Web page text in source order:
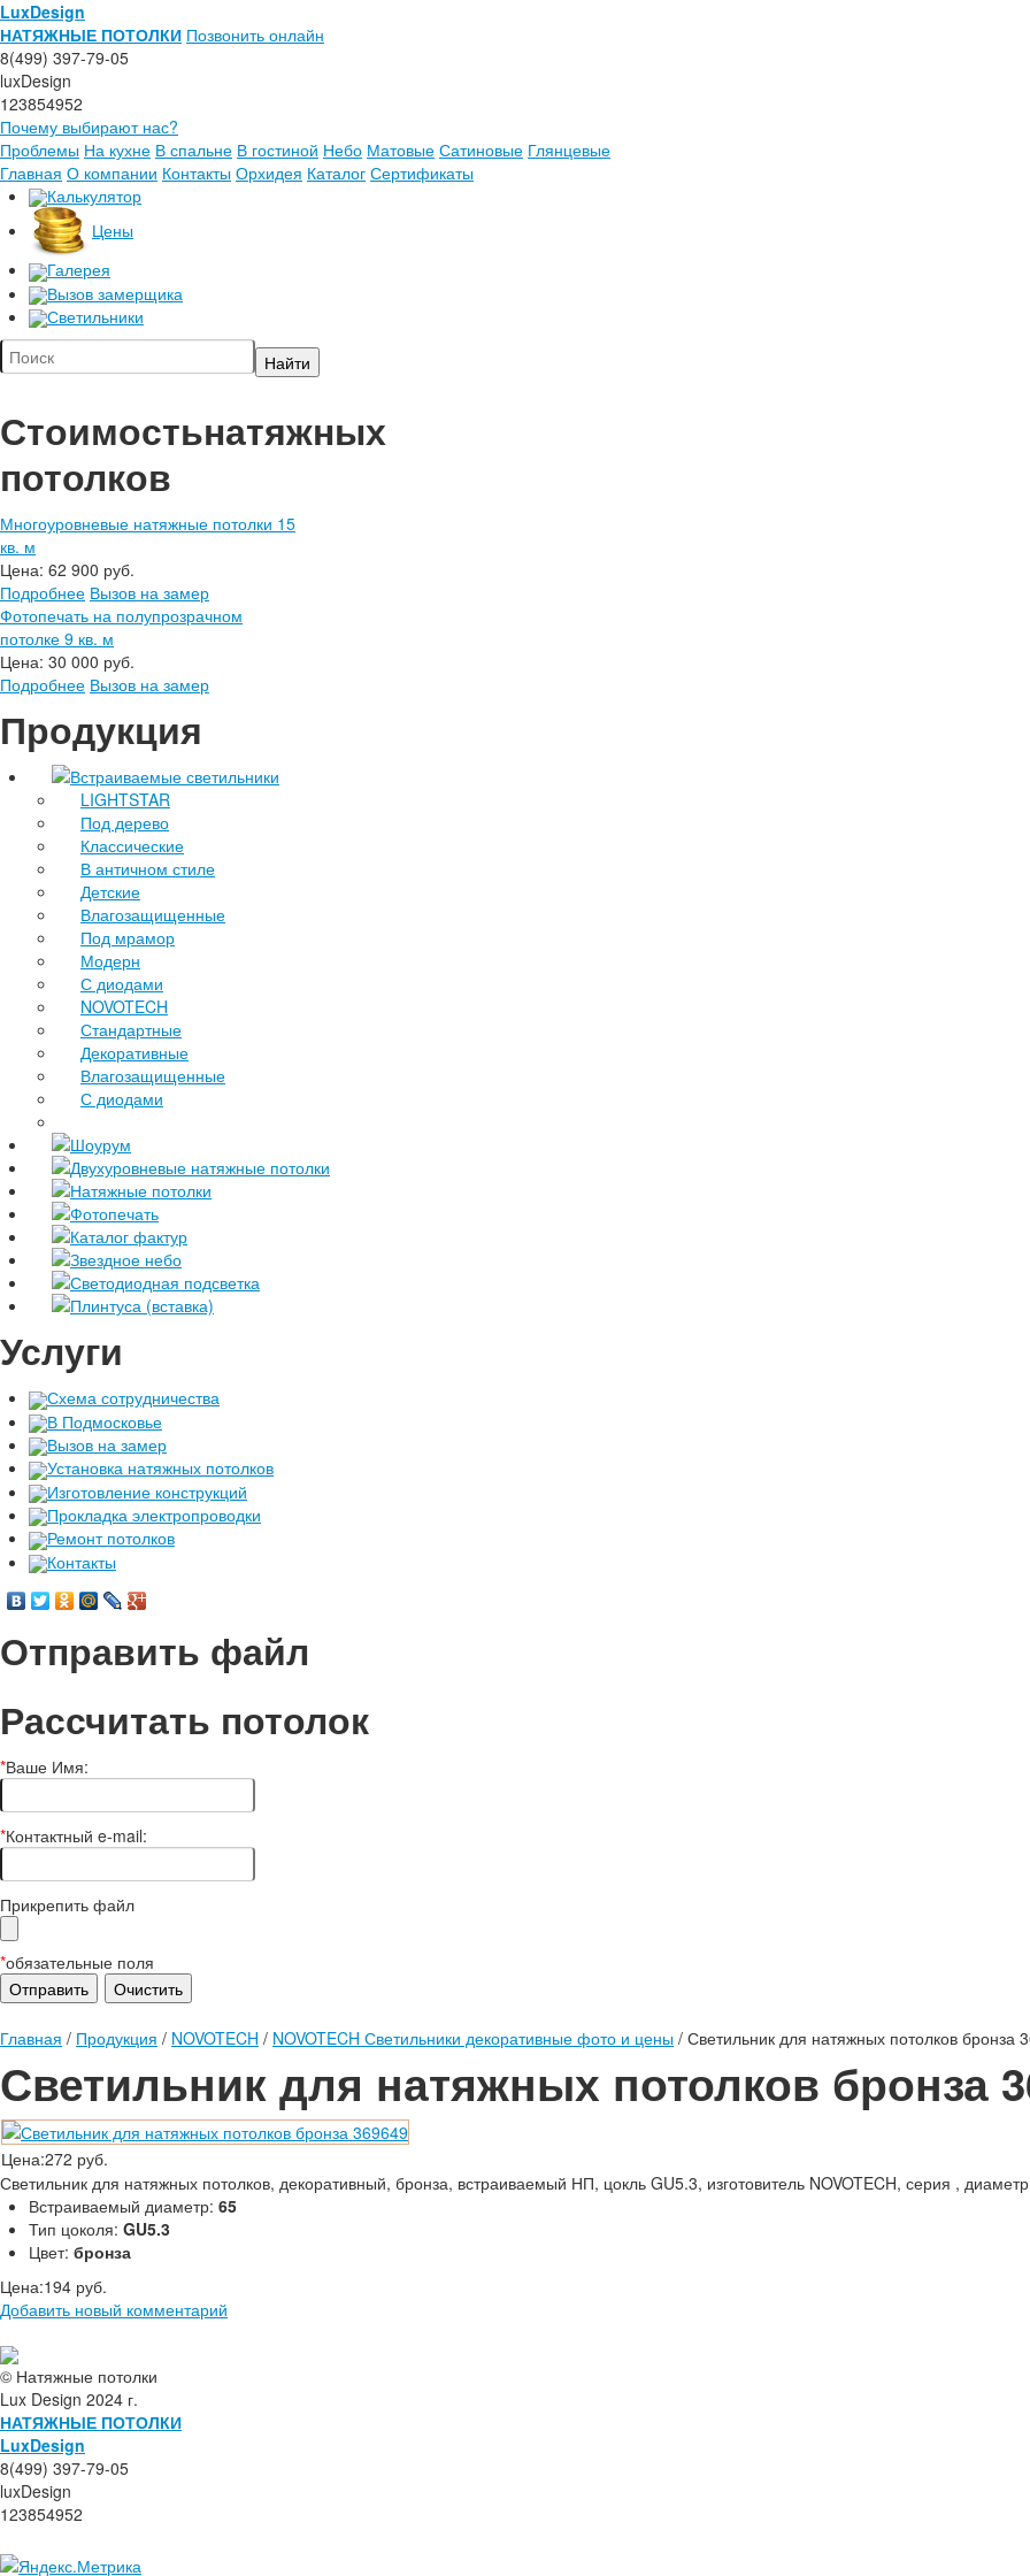
LuxDesign
НАТЯЖНЫЕ ПОТОЛКИ Позвонить онлайн
8(499) 397-79-05
luxDesign
123854952
Почему выбирают нас?
Проблемы На кухне В спальне В гостиной Небо Матовые Сатиновые Глянцевые
Главная О компании Контакты Орхидея Каталог Сертификаты
Калькулятор
Цены
Галерея
Вызов замерщика
Светильники
Стоимостьнатяжных
потолков
Многоуровневые натяжные потолки 15
кв. м
Цена: 62 900 руб.
Подробнее Вызов на замер
Фотопечать на полупрозрачном
потолке 9 кв. м
Цена: 30 000 руб.
Подробнее Вызов на замер
Продукция
Встраиваемые светильники
LIGHTSTAR
Под дерево
Классические
В античном стиле
Детские
Влагозащищенные
Под мрамор
Модерн
С диодами
NOVOTECH
Стандартные
Декоративные
Влагозащищенные
С диодами
Шоурум
Двухуровневые натяжные потолки
Натяжные потолки
Фотопечать
Каталог фактур
Звездное небо
Светодиодная подсветка
Плинтуса (вставка)
Услуги
Схема сотрудничества
В Подмосковье
Вызов на замер
Установка натяжных потолков
Изготовление конструкций
Прокладка электропроводки
Ремонт потолков
Контакты
Отправить файл
Рассчитать потолок
*Ваше Имя:
*Контактный e-mail:
Прикрепить файл
*обязательные поля
Главная / Продукция / NOVOTECH / NOVOTECH Светильники декоративные фото и цены / Светильник для натяжных потолков бронза
Светильник для натяжных потолков бронза
Цена:272 руб.
Светильник для натяжных потолков, декоративный, бронза, встраиваемый НП, цокль GU5.3, изготовитель NOVOTECH, серия ,
Встраиваемый диаметр: 65
Тип цоколя: GU5.3
Цвет: бронза
Цена:194 руб.
Добавить новый комментарий
© Натяжные потолки
Lux Design 2024 г.
НАТЯЖНЫЕ ПОТОЛКИ
LuxDesign
8(499) 397-79-05
luxDesign
123854952